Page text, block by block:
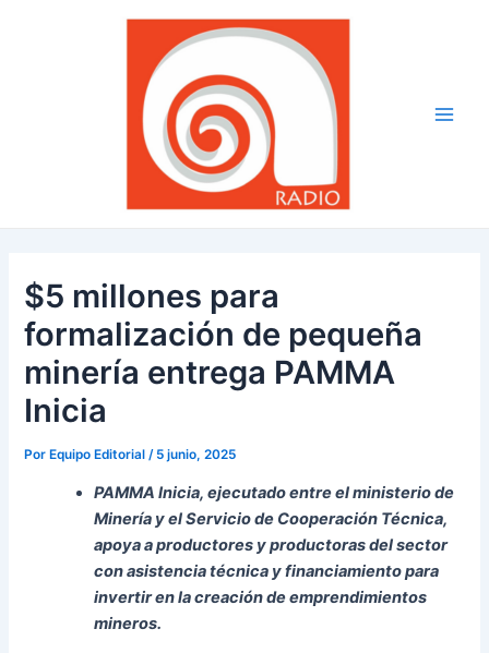
$5 millones para
formalización de pequeña
minería entrega PAMMA
Inicia
Por Equipo Editorial/ 5 junio, 2025
PAMMA Inicia, ejecutado entre el ministerio de
Minería y el Servicio de Cooperación Técnica,
apoya a productores y productoras del sector
con asistencia técnica y financiamiento para
invertir en la creación de emprendimientos
mineros.